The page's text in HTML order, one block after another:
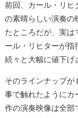
前回、カール・リヒ
の素晴らしい演奏の
たところだが、実は
ール・リヒターが指
続々と大幅に値下げ
そのラインナップが
事で触れたようにカ
作の演奏映像は全部